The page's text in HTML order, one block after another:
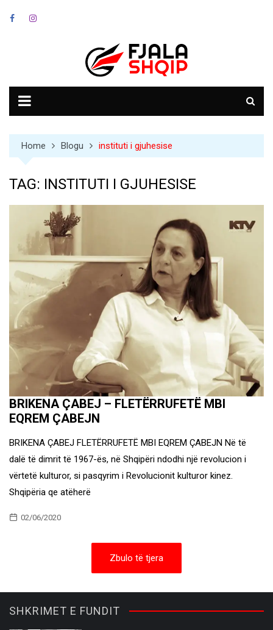
Home Blogu instituti i gjuhesise
TAG: INSTITUTI I GJUHESISE
BRIKENA ÇABEJ – FLETËRRUFETË MBI
EQREM ÇABEJN
BRIKENA ÇABEJ FLETËRRUFETË MBI EQREM ÇABEJN Në të
dalë të dimrit të 1967-ës, në Shqipëri ndodhi një revolucion i
vërtetë kulturor, si pasqyrim i Revolucionit kulturor kinez.
Shqipëria qe atëherë
02/06/2020
Zbulo të tjera
SHKRIMET E FUNDIT